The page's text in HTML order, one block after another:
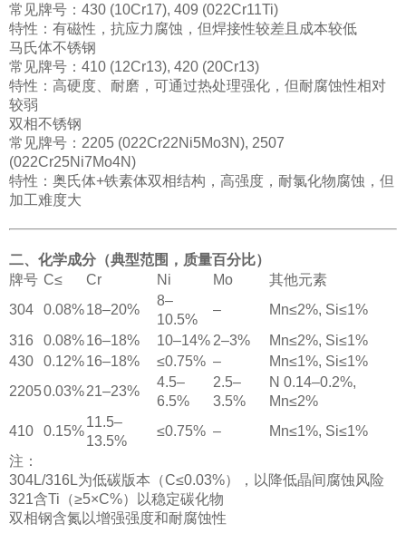
常见牌号：430 (10Cr17), 409 (022Cr11Ti)
特性：有磁性，抗应力腐蚀，但焊接性较差且成本较低
马氏体不锈钢
常见牌号：410 (12Cr13), 420 (20Cr13)
特性：高硬度、耐磨，可通过热处理强化，但耐腐蚀性相对
较弱
双相不锈钢
常见牌号：2205 (022Cr22Ni5Mo3N), 2507
(022Cr25Ni7Mo4N)
特性：奥氏体+铁素体双相结构，高强度，耐氯化物腐蚀，但
加工难度大
二、化学成分（典型范围，质量百分比）
牌号 C≤ Cr Ni Mo
其他元素
304
0.08%18–20%
8–
10.5%
–
Mn≤2%, Si≤1%
316
0.08%16–18% 10–14% 2–3%
Mn≤2%, Si≤1%
430
0.12%16–18% ≤0.75% –
Mn≤1%, Si≤1%
22050.03%21–23%
4.5–
6.5%
2.5–
3.5%
N 0.14–0.2%,
Mn≤2%
410
0.15%
11.5–
13.5%
≤0.75% –
Mn≤1%, Si≤1%
注：
304L/316L为低碳版本（C≤0.03%），以降低晶间腐蚀风险
321含Ti（≥5×C%）以稳定碳化物
双相钢含氮以增强强度和耐腐蚀性